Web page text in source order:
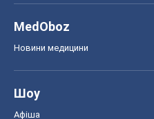
MedOboz
Новини медицини
Шоу
Афіша